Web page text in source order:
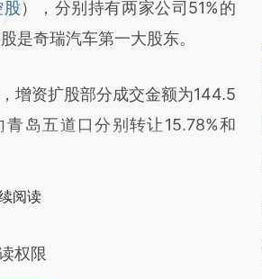
股），分别持有两家公司51%的
是奇瑞汽车第一大股东。
资扩股部分成交金额为144.5
青岛五道口分别转让15.78%和
阅读
权限